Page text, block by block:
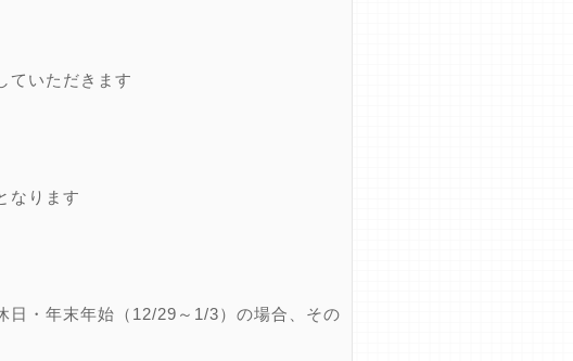
ていただきます
なります
・年末年始（12/29～1/3）の場合、その